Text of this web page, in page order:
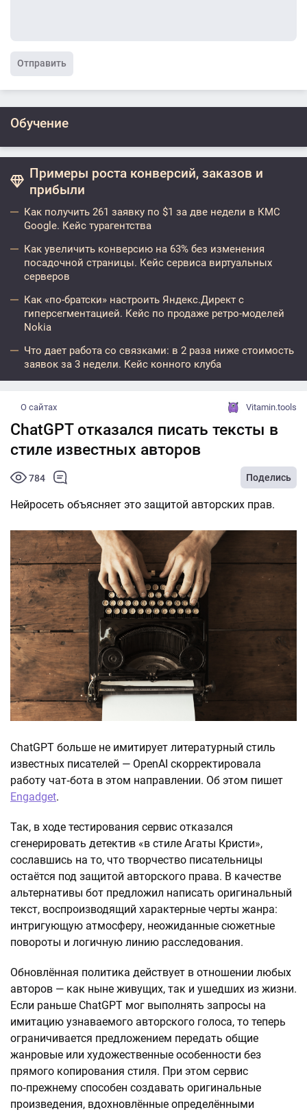
Отправить
Обучение
Примеры роста конверсий, заказов и
прибыли
Как получить 261 заявку по $1 за две недели в КМС
Google. Кейс турагентства
Как увеличить конверсию на 63% без изменения
посадочной страницы. Кейс сервиса виртуальных
серверов
Как «по-братски» настроить Яндекс.Директ с
гиперсегментацией. Кейс по продаже ретро-моделей
Nokia
Что дает работа со связками: в 2 раза ниже стоимость
заявок за 3 недели. Кейс конного клуба
О сайтах Vitamin.tools
ChatGPT отказался писать тексты в
стиле известных авторов
784 Поделись
Нейросеть объясняет это защитой авторских прав.
ChatGPT больше не имитирует литературный стиль
известных писателей — OpenAI скорректировала
работу чат‑бота в этом направлении. Об этом пишет
Engadget.
Так, в ходе тестирования сервис отказался
сгенерировать детектив «в стиле Агаты Кристи»,
сославшись на то, что творчество писательницы
остаётся под защитой авторского права. В качестве
альтернативы бот предложил написать оригинальный
текст, воспроизводящий характерные черты жанра:
интригующую атмосферу, неожиданные сюжетные
повороты и логичную линию расследования.
Обновлённая политика действует в отношении любых
авторов — как ныне живущих, так и ушедших из жизни.
Если раньше ChatGPT мог выполнять запросы на
имитацию узнаваемого авторского голоса, то теперь
ограничивается предложением передать общие
жанровые или художественные особенности без
прямого копирования стиля. При этом сервис
по‑прежнему способен создавать оригинальные
произведения, вдохновлённые определёнными